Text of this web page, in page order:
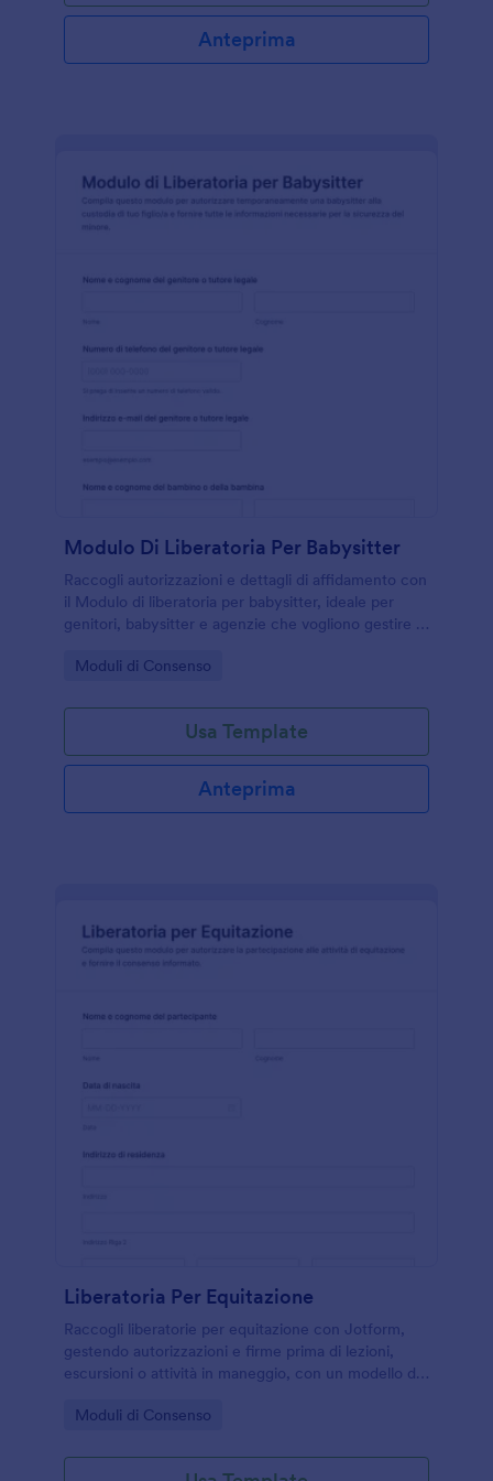
Anteprima
Modulo Di Liberatoria Per Babysitter
Raccogli autorizzazioni e dettagli di affidamento con
il Modulo di liberatoria per babysitter, ideale per
genitori, babysitter e agenzie che vogliono gestire la
Jotform.
Go to Category:
Moduli di Consenso
Usa Template
Anteprima
Liberatoria Per Equitazione
Raccogli liberatorie per equitazione con Jotform,
gestendo autorizzazioni e firme prima di lezioni,
escursioni o attività in maneggio, con un modello di
online.
Go to Category:
Moduli di Consenso